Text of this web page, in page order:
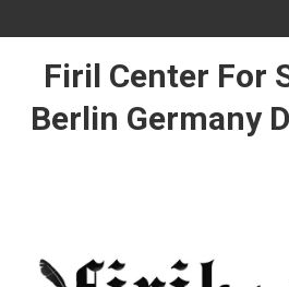
Firil Center For
Berlin Germany